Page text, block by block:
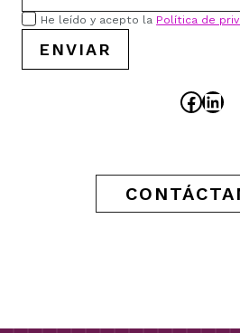
He leído y acepto la Política de
ENVIAR